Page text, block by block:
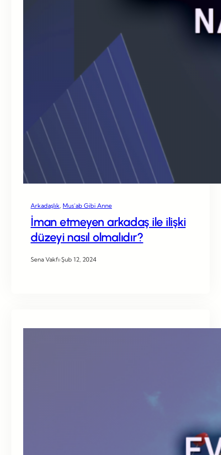
Arkadaşlık Mus’ab Gibi Anne
İman etmeyen arkadaş ile ilişki
düzeyi nasıl olmalıdır?
Sena Vakfı·Şub 12, 2024